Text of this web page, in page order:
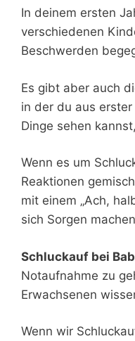
In deinem ersten
verschiedenen
Beschwerden
Es gibt aber auch
in der du aus
Dinge sehen
Wenn es um
Reaktionen
mit einem „Ach,
sich Sorgen
Schluckauf bei
Notaufnahme zu
Erwachsenen
Wenn wir